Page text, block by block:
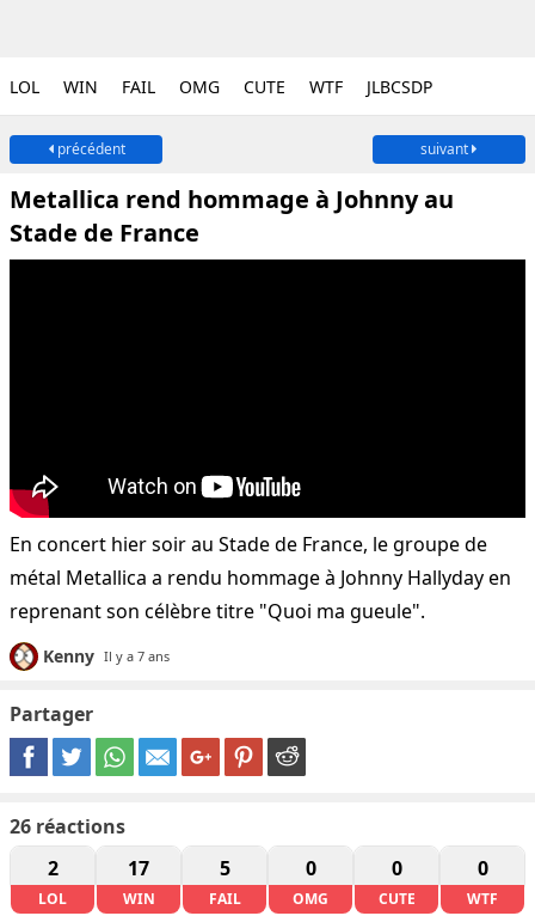
LOL WIN FAIL OMG CUTE WTF JLBCSDP
précédent suivant
Metallica rend hommage à Johnny au
Stade de France
En concert hier soir au Stade de France, le groupe de
métal Metallica a rendu hommage à Johnny Hallyday en
reprenant son célèbre titre "Quoi ma gueule".
Kenny Il y a 7 ans
Partager
26 réactions
2
LOL
17
WIN
5
FAIL
0
OMG
0
CUTE
0
WTF